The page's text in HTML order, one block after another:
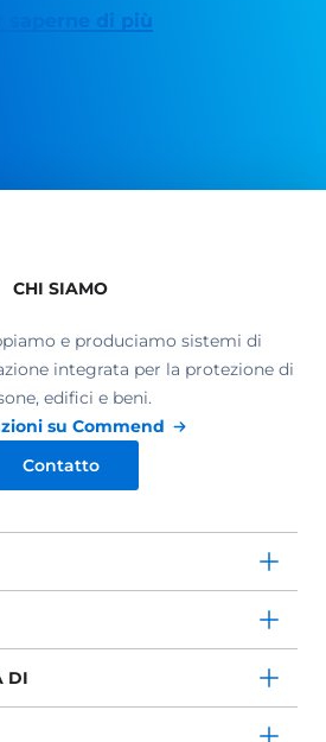
saperne di più
CHI SIAMO
e produciamo sistemi di
integrata per la protezione di
edifici e beni.
su Commend
Contatto
DI